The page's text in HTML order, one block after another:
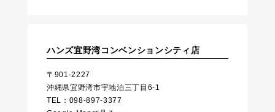
ハンズ宜野湾コンベンションシティ店
〒901-2227
沖縄県宜野湾市宇地泊三丁目6-1
TEL：098-897-3377